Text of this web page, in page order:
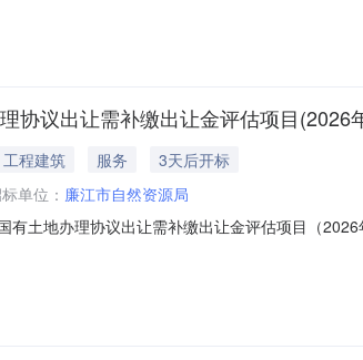
五、合同主体采购人(甲方)：廉江市自然资源局
协议出让需补缴出让金评估项目
工程建筑 服务
3天后开标
单位： 廉江市自然资源局
有土地办理协议出让需补缴出让金评估项目（
服务事项投资审批项目否采购项目编码